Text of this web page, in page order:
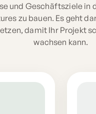
und Geschäftsziele in
zu bauen. Es geht
damit Ihr Projekt
wachsen kann.